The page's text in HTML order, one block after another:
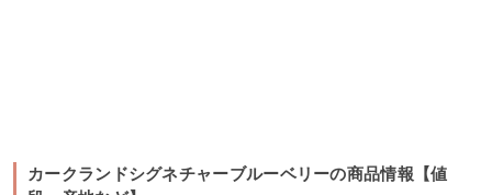
カークランドシグネチャーブルーベリーの商品情報【値